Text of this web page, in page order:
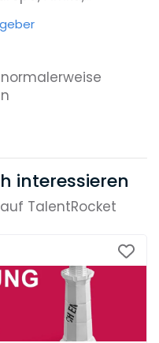
interessieren
TalentRocket